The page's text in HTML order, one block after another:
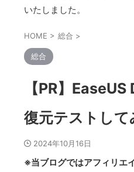
いたしました。
HOME > 総合 >
総合
【PR】
復元テストして
2024年10月16日
※当ブログではアフィリエ